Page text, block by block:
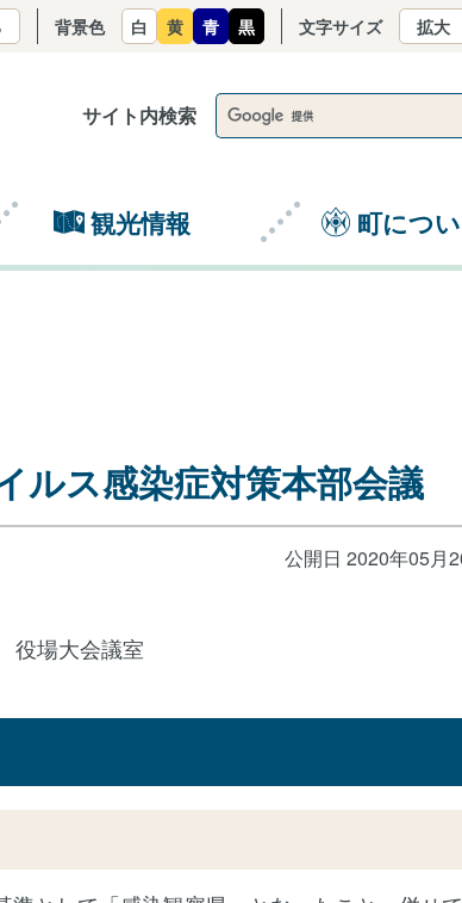
サイト内検索
観光情報 町につ
背景色 白 黄 青 黒 文字サイズ 拡大
ス感染症対策本部会議
公開日 2020年05月
役場大会議室